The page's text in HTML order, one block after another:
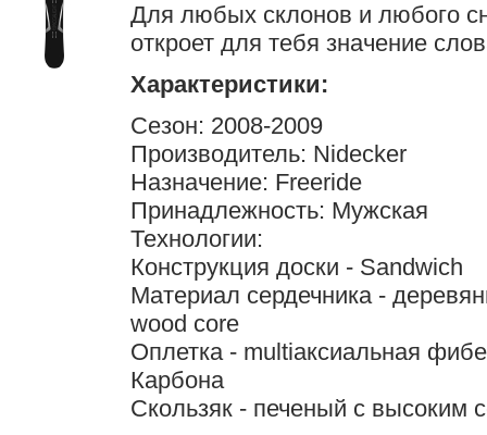
Для любых склонов и любого
откроет для тебя значение
Характеристики:
Сезон: 2008-2009
Производитель: Nidecker
Назначение: Freeride
Принадлежность: Мужская
Технологии:
Конструкция доски - Sandwich
Материал сердечника -
wood core
Оплетка - multiаксиальная
Карбона
Скользяк - печеный с высоким